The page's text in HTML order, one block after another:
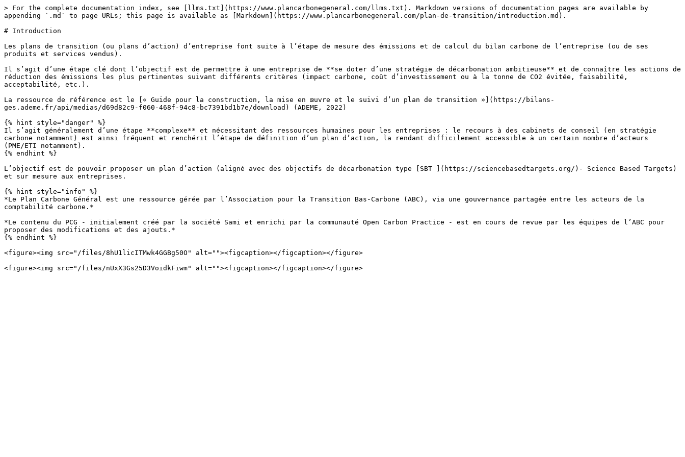
> For the complete documentation index, see [llms.txt](https://www.plancarbonegeneral.com/llms.txt). Markdown versions of documentation pages are available by
appending `.md` to page URLs; this page is available as [Markdown](https://www.plancarbonegeneral.com/plan-de-transition/introduction.md).
# Introduction
Les plans de transition (ou plans d’action) d’entreprise font suite à l’étape de mesure des émissions et de calcul du bilan carbone de l’entreprise (ou de ses
produits et services vendus).
Il s’agit d’une étape clé dont l’objectif est de permettre à une entreprise de **se doter d’une stratégie de décarbonation ambitieuse** et de connaître les actions de
réduction des émissions les plus pertinentes suivant différents critères (impact carbone, coût d’investissement ou à la tonne de CO2 évitée, faisabilité,
acceptabilité, etc.).
La ressource de référence est le [« Guide pour la construction, la mise en œuvre et le suivi d’un plan de transition »](https://bilans-
ges.ademe.fr/api/medias/d69d82c9-f060-468f-94c8-bc7391bd1b7e/download) (ADEME, 2022)
{% hint style="danger" %}
Il s’agit généralement d’une étape **complexe** et nécessitant des ressources humaines pour les entreprises : le recours à des cabinets de conseil (en stratégie
carbone notamment) est ainsi fréquent et renchérit l’étape de définition d’un plan d’action, la rendant difficilement accessible à un certain nombre d’acteurs
(PME/ETI notamment).
{% endhint %}
L’objectif est de pouvoir proposer un plan d’action (aligné avec des objectifs de décarbonation type [SBT ](https://sciencebasedtargets.org/)- Science Based Targets)
et sur mesure aux entreprises.
{% hint style="info" %}
*Le Plan Carbone Général est une ressource gérée par l’Association pour la Transition Bas-Carbone (ABC), via une gouvernance partagée entre les acteurs de la
comptabilité carbone.*
*Le contenu du PCG - initialement créé par la société Sami et enrichi par la communauté Open Carbon Practice - est en cours de revue par les équipes de l’ABC pour
proposer des modifications et des ajouts.*
{% endhint %}
<figure><img src="/files/8hU1licITMwk4GGBg50O" alt=""><figcaption></figcaption></figure>